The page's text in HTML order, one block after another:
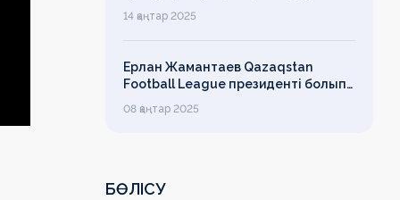
футболының дамуы, легионерлерге
лимит
14 қаңтар 2025
Ерлан Жамантаев Qazaqstan
Football League президенті болып
сайланды
08 қаңтар 2025
БӨЛІСУ